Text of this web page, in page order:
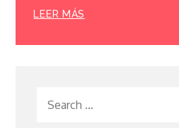
LEER MÁS